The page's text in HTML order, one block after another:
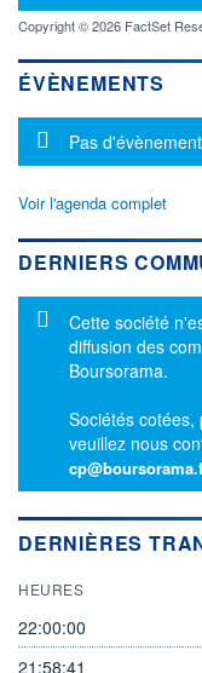
Copyright © 2026 FactSet
ÉVÈNEMENTS
Message
Pas
Voir l'agenda complet
DERNIERS
Message
Cette société
diffusion des
Boursorama.
Sociétés
veuillez nous
DERNIÈRES
HEURES
22:00:00
21:58:41